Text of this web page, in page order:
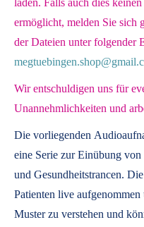
laden. Falls auch dies
ermöglicht, melden Sie sich
der Dateien unter folgender
Wir entschuldigen uns für
Unannehmlichkeiten und
Die vorliegenden
eine Serie zur Einübung
und Gesundheitstrancen.
Patienten live
Muster zu verstehen und